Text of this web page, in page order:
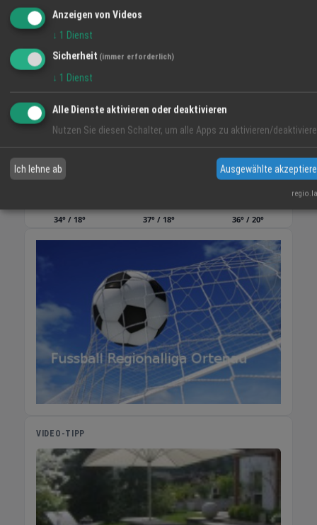
Event
WETTER LAHR
18 °C
SA
34° / 18° 37° / 18°
MO
36° / 20°
VIDEO-TIPP
Anzeigen von Videos
↓ 1 Dienst
Sicherheit (immer erforderlich)
↓ 1 Dienst
Alle Dienste aktivieren oder deaktivieren
Nutzen Sie diesen Schalter, um alle Apps zu aktivieren/
Ich lehne ab Ausgewählte